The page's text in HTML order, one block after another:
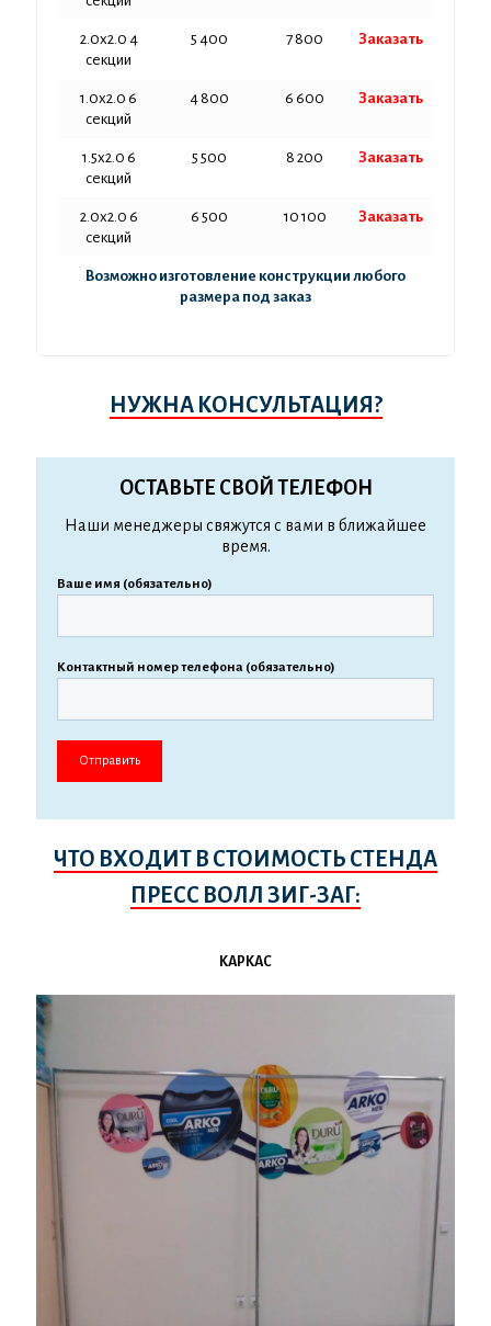
2.0х2.0 4
секции
5 400 7 800 Заказать
1.0х2.0 6
секций
4 800 6 600 Заказать
1.5х2.0 6
секций
5 500 8 200 Заказать
2.0х2.0 6
секций
6 500 10 100 Заказать
Возможно изготовление конструкции любого
размера под заказ
НУЖНА КОНСУЛЬТАЦИЯ?
ОСТАВЬТЕ СВОЙ ТЕЛЕФОН
Наши менеджеры свяжутся с вами в ближайшее
время.
Ваше имя (обязательно)
Контактный номер телефона (обязательно)
ЧТО ВХОДИТ В СТОИМОСТЬ СТЕНДА
ПРЕСС ВОЛЛ ЗИГ-ЗАГ:
КАРКАС